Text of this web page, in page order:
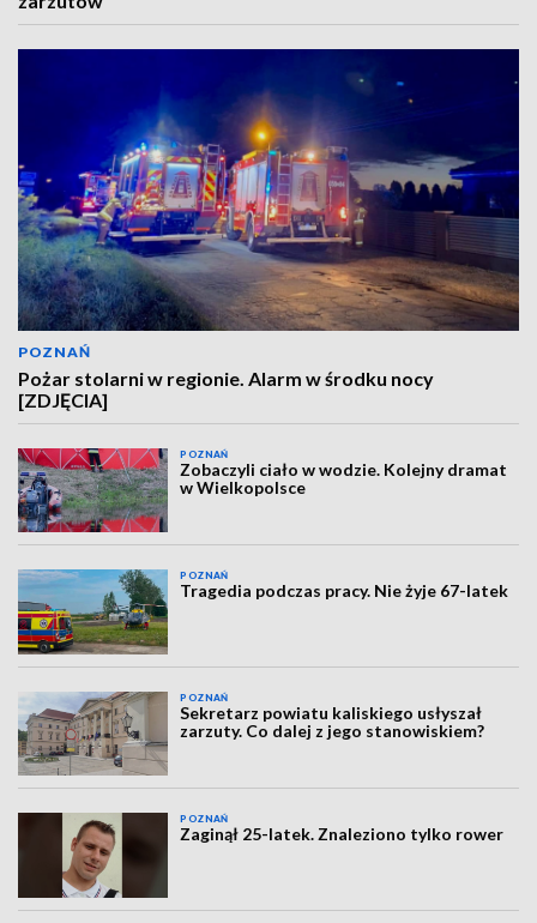
POZNAŃ
Pożar stolarni w regionie. Alarm w środku nocy
[ZDJĘCIA]
POZNAŃ
Zobaczyli ciało w wodzie. Kolejny dramat
w Wielkopolsce
POZNAŃ
Tragedia podczas pracy. Nie żyje 67-latek
POZNAŃ
Sekretarz powiatu kaliskiego usłyszał
zarzuty. Co dalej z jego stanowiskiem?
POZNAŃ
Zaginął 25-latek. Znaleziono tylko rower